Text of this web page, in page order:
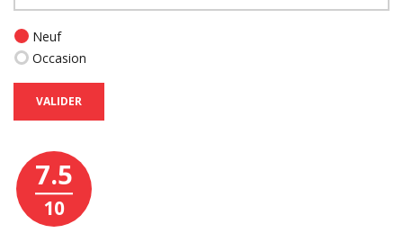
Neuf
Occasion
VALIDER
7.5
10